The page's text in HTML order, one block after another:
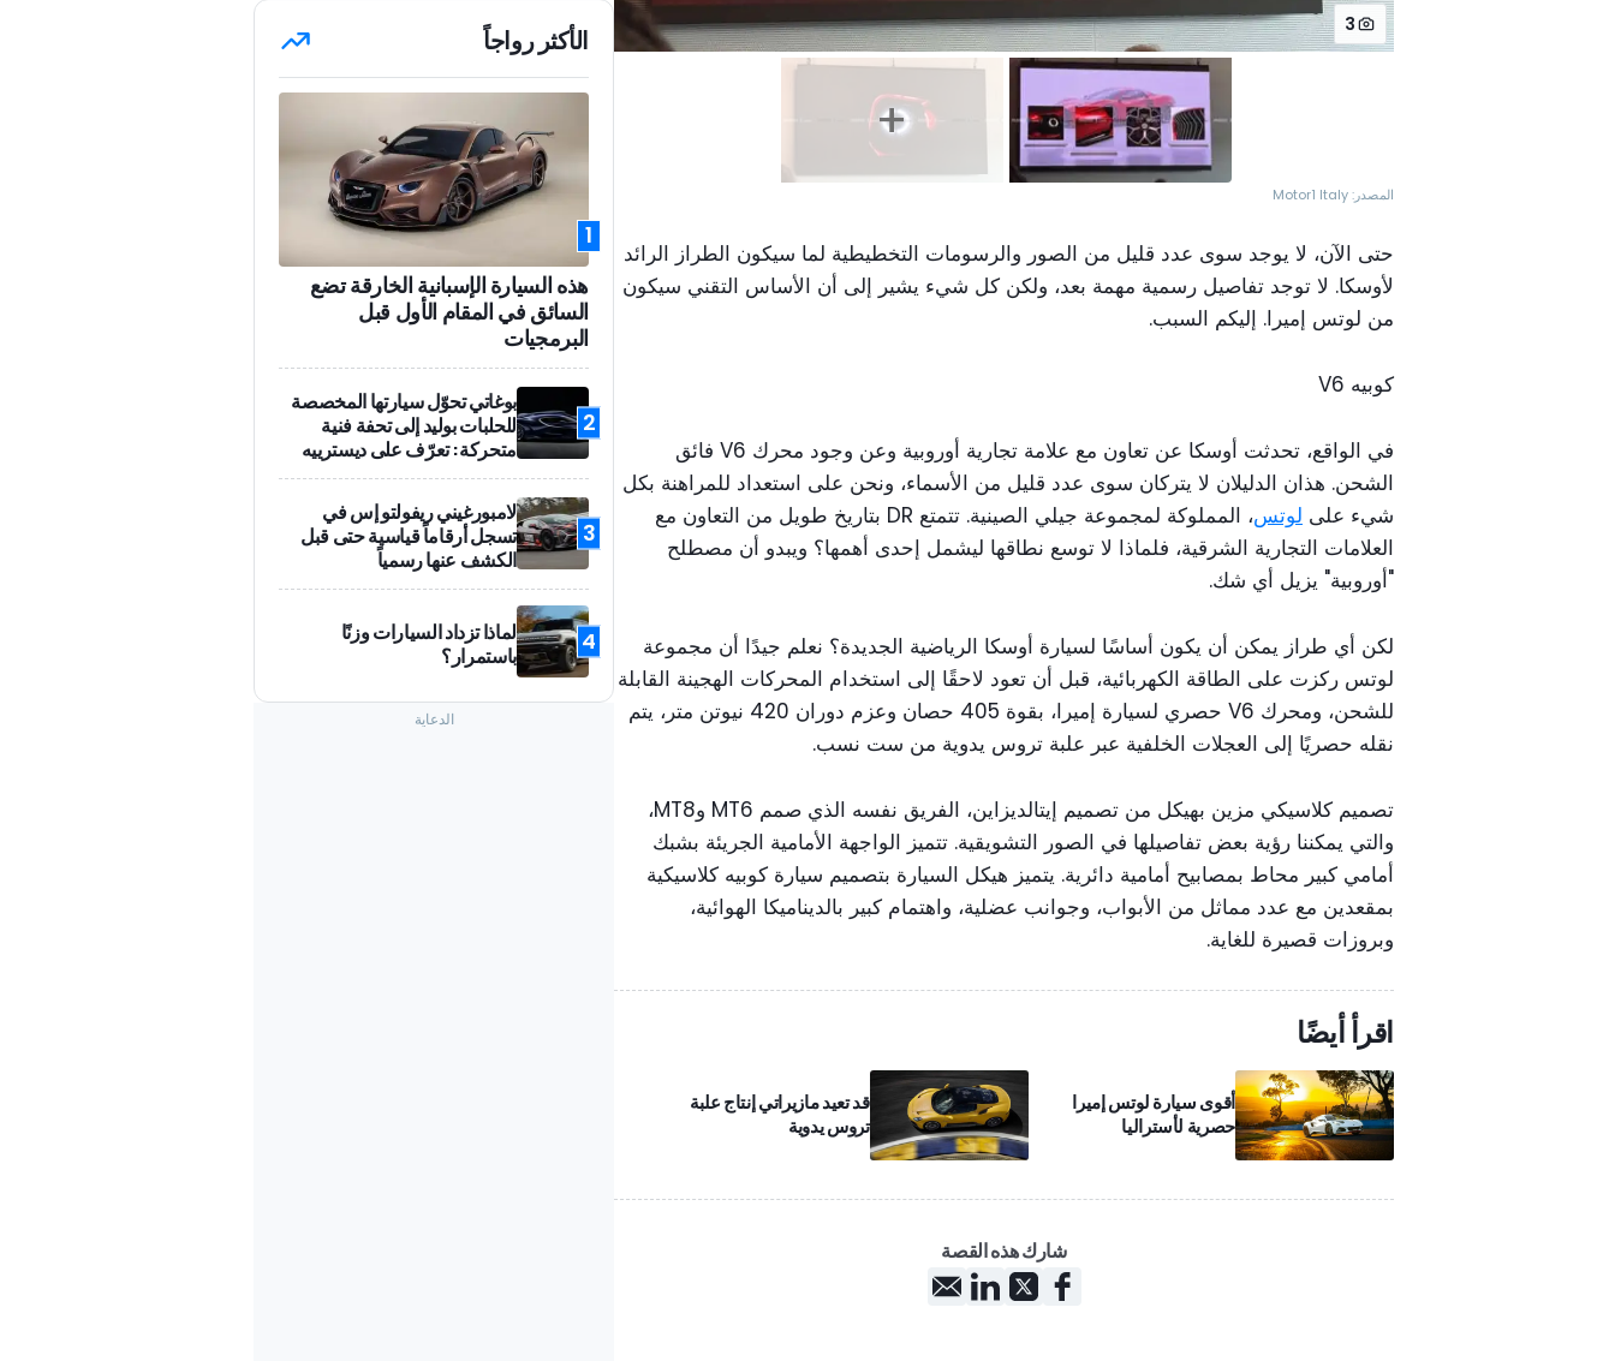
3
المصدر: Motor1 Italy
حتى الآن، لا يوجد سوى عدد قليل من الصور والرسومات التخطيطية لما سيكون الطراز الرائد
لأوسكا. لا توجد تفاصيل رسمية مهمة بعد، ولكن كل شيء يشير إلى أن الأساس التقني سيكون
من لوتس إميرا. إليكم السبب.
كوبيه V6
في الواقع، تحدثت أوسكا عن تعاون مع علامة تجارية أوروبية وعن وجود محرك V6 فائق
الشحن. هذان الدليلان لا يتركان سوى عدد قليل من الأسماء، ونحن على استعداد للمراهنة بكل
شيء على لوتس
، المملوكة لمجموعة جيلي الصينية. تتمتع DR بتاريخ طويل من التعاون مع
العلامات التجارية الشرقية، فلماذا لا توسع نطاقها ليشمل إحدى أهمها؟ ويبدو أن مصطلح
"أوروبية" يزيل أي شك.
لكن أي طراز يمكن أن يكون أساسًا لسيارة أوسكا الرياضية الجديدة؟ نعلم جيدًا أن مجموعة
لوتس ركزت على الطاقة الكهربائية، قبل أن تعود لاحقًا إلى استخدام المحركات الهجينة القابلة
للشحن، ومحرك V6 حصري لسيارة إميرا، بقوة 405 حصان وعزم دوران 420 نيوتن متر، يتم
نقله حصريًا إلى العجلات الخلفية عبر علبة تروس يدوية من ست نسب.
تصميم كلاسيكي مزين بهيكل من تصميم إيتالديزاين، الفريق نفسه الذي صمم MT6 وMT8،
والتي يمكننا رؤية بعض تفاصيلها في الصور التشويقية. تتميز الواجهة الأمامية الجريئة بشبك
أمامي كبير محاط بمصابيح أمامية دائرية. يتميز هيكل السيارة بتصميم سيارة كوبيه كلاسيكية
بمقعدين مع عدد مماثل من الأبواب، وجوانب عضلية، واهتمام كبير بالديناميكا الهوائية،
وبروزات قصيرة للغاية.
اقرأ أيضًا
أقوى سيارة لوتس إميرا
حصرية لأستراليا
قد تعيد مازيراتي إنتاج علبة
تروس يدوية
شارك هذه القصة
الأكثر رواجاً
1
هذه السيارة الإسبانية الخارقة تضع
السائق في المقام الأول قبل
البرمجيات
2
بوغاتي تحوّل سيارتها المخصصة
للحلبات بوليد إلى تحفة فنية
متحركة: تعرّف على ديسترييه
3
لامبورغيني ريفولتو إس في
تسجل أرقاماً قياسية حتى قبل
الكشف عنها رسمياً
4
لماذا تزداد السيارات وزنًا
باستمرار؟